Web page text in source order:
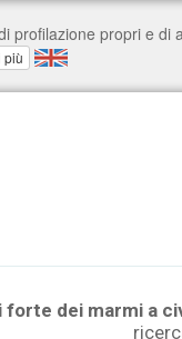
forte dei marmi a